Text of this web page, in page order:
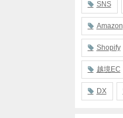
SNS
Amazon
Shopify
越境EC
DX